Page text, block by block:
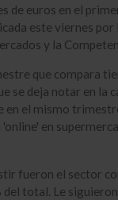
de euros en el
este viernes por
y la
que compara
se deja notar en la
en el mismo
en
fueron el sector
del total. Le